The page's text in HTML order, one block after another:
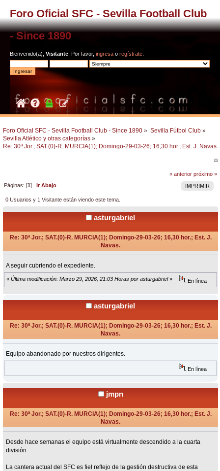
Foro Oficial SFC - Sevilla Football Club
- Since 1890
Bienvenido(a), Visitante . Por favor, ingresa o regístrate
Foro Oficial SFC - Sevilla Football Club - Since 1890 » Sevilla Fútbol Club »
Sevilla Atlético y otras categorías »
Re: 30ª Jor.; SAT.(0)-R. MURCIA(1); Domingo-29-03-26; 16,30 hor.; Est. J. Navas.
« anterior próximo »
IMPRIMIR
Páginas: [1]Ir Abajo
0 Usuarios y 1 Visitante están viendo este tema.
asturgabriel
Re: 30ª Jor.; SAT.(0)-R. MURCIA(1); Domingo-29-03-26; 16,30 hor.; Est. J.
Navas.
A seguir cubriendo el expediente.
« Última modificación: Marzo 29, 2026, 21:03 Horas por asturgabriel» En línea
asturgabriel
Re: 30ª Jor.; SAT.(0)-R. MURCIA(1); Domingo-29-03-26; 16,30 hor.; Est. J.
Navas.
Equipo abandonado por nuestros dirigentes.
En línea
jmpn
Re: 30ª Jor.; SAT.(0)-R. MURCIA(1); Domingo-29-03-26; 16,30 hor.; Est. J.
Navas.
Desde hace semanas el equipo está virtualmente descendido a la cuarta
división.
La cantera actual del SFC es fiel reflejo de la gestión destructiva de esta